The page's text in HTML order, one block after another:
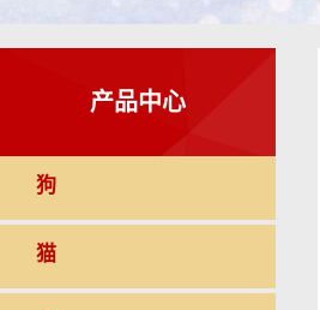
产品中心
狗
猫